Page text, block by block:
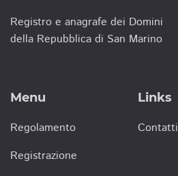
Registro e anagrafe dei Domini
della Repubblica di San Marino
Menu
Regolamento
Registrazione
Links
Contatti